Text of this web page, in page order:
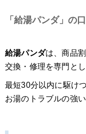
「給湯パンダ」の
給湯パンダは、商品
交換・修理を専門と
最短30分以内に駆け
お湯のトラブルの強